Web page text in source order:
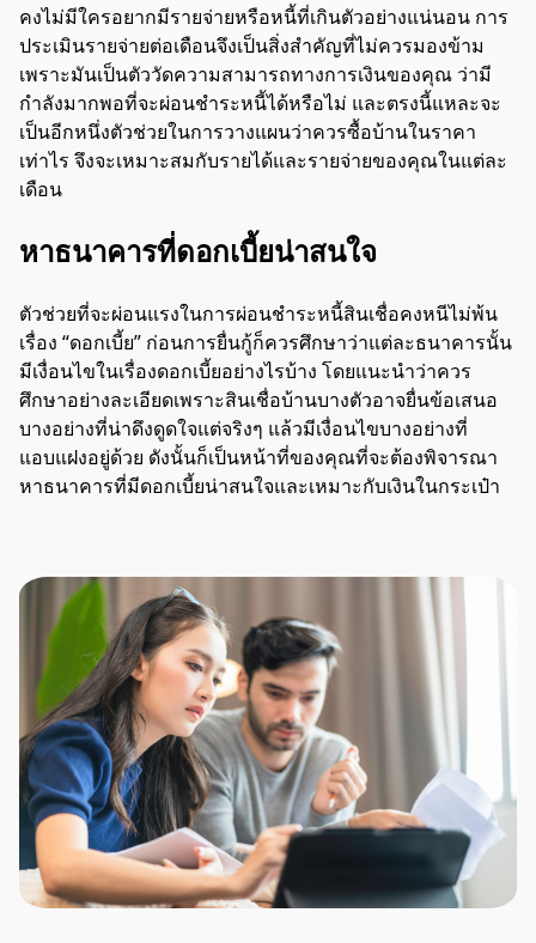
คงไม่มีใครอยากมีรายจ่ายหรือหนี้ที่เกินตัวอย่างแน่นอน การ
ประเมินรายจ่ายต่อเดือนจึงเป็นสิ่งสำคัญที่ไม่ควรมองข้าม
เพราะมันเป็นตัววัดความสามารถทางการเงินของคุณ ว่ามี
กำลังมากพอที่จะผ่อนชำระหนี้ได้หรือไม่ และตรงนี้แหละจะ
เป็นอีกหนึ่งตัวช่วยในการวางแผนว่าควรซื้อบ้านในราคา
เท่าไร จึงจะเหมาะสมกับรายได้และรายจ่ายของคุณในแต่ละ
เดือน
หาธนาคารที่ดอกเบี้ยน่าสนใจ
ตัวช่วยที่จะผ่อนแรงในการผ่อนชำระหนี้สินเชื่อคงหนีไม่พ้น
เรื่อง “ดอกเบี้ย” ก่อนการยื่นกู้ก็ควรศึกษาว่าแต่ละธนาคารนั้น
มีเงื่อนไขในเรื่องดอกเบี้ยอย่างไรบ้าง โดยแนะนำว่าควร
ศึกษาอย่างละเอียดเพราะสินเชื่อบ้านบางตัวอาจยื่นข้อเสนอ
บางอย่างที่น่าดึงดูดใจแต่จริงๆ แล้วมีเงื่อนไขบางอย่างที่
แอบแฝงอยู่ด้วย ดังนั้นก็เป็นหน้าที่ของคุณที่จะต้องพิจารณา
หาธนาคารที่มีดอกเบี้ยน่าสนใจและเหมาะกับเงินในกระเป๋า